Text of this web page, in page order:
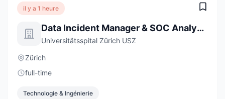
il y a 1 heure
Data Incident Manager & SOC Analyst:in 80-100%
Universitätsspital Zürich USZ
Zürich
full-time
Technologie & Ingénierie